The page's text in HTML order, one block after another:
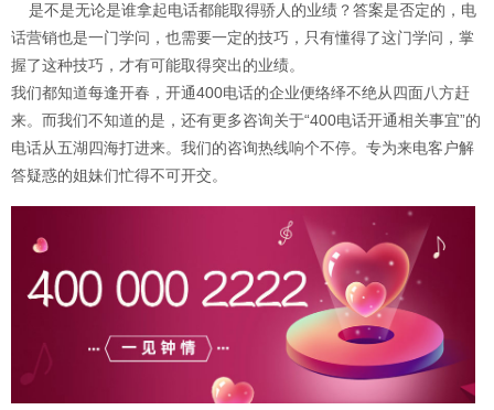
是不是无论是谁拿起电话都能取得骄人的业绩？答案是否定的，电
话营销也是一门学问，也需要一定的技巧，只有懂得了这门学问，掌
握了这种技巧，才有可能取得突出的业绩。
我们都知道每逢开春，开通400电话的企业便络绎不绝从四面八方赶
来。而我们不知道的是，还有更多咨询关于“400电话开通相关事宜”的
电话从五湖四海打进来。我们的咨询热线响个不停。专为来电客户解
答疑惑的姐妹们忙得不可开交。